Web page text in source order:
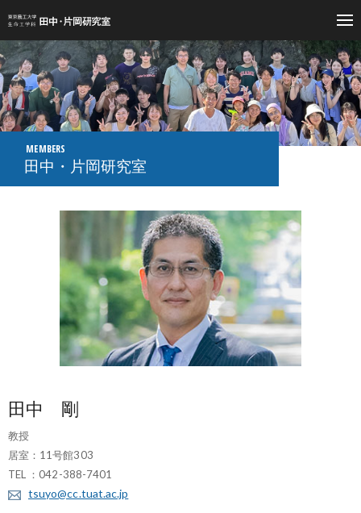
MEMBERS
田中・片岡研究室
田中 剛
教授
居室：11号館303
TEL ：042-388-7401
tsuyo@cc.tuat.ac.jp